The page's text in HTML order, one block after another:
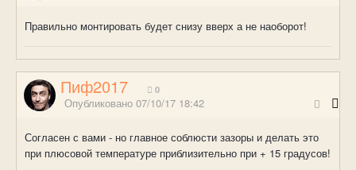
Правильно монтировать будет снизу вверх а не наоборот!
Пиф2017 0
Опубликовано 07/10/17 18:42
Согласен с вами - но главное соблюсти зазоры и делать это
при плюсовой температуре приблизительно при + 15 градусов!